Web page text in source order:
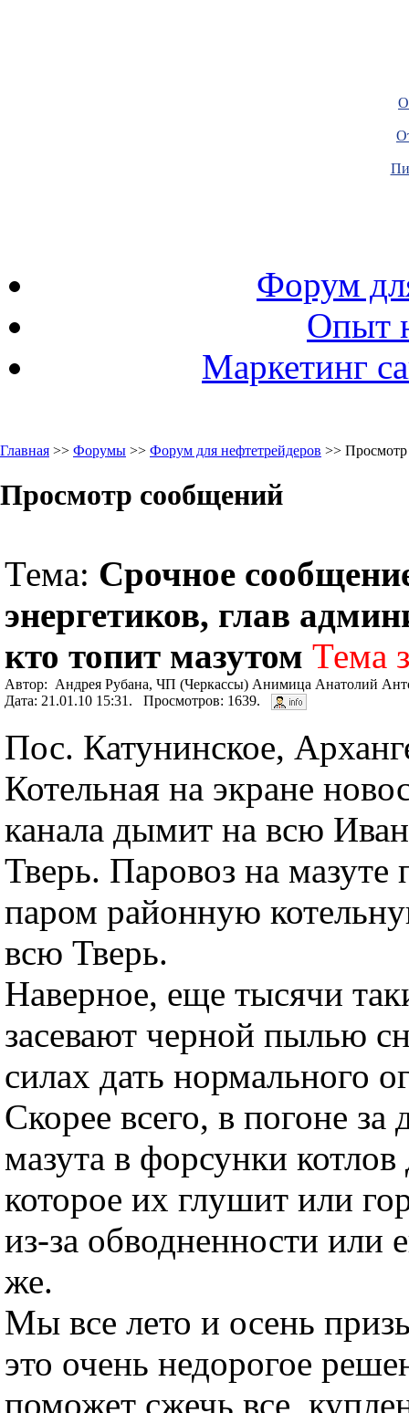
Форум
Опыт
Маркетинг
Главная >> Форумы >> Форум для нефтетрейдеров >>
Просмотр сообщений
Тема: Срочное
энергетиков, глав
кто топит мазутом Тема
Автор: Андрея Рубана, ЧП (Черкассы) Анимица Анатолий
Дата: 21.01.10 15:31. Просмотров: 1639.
Пос. Катунинское,
Котельная на экране
канала дымит на всю
Тверь. Паровоз на мазуте
паром районную
всю Тверь.
Наверное, еще тысячи
засевают черной пылью
силах дать нормального
Скорее всего, в погоне за
мазута в форсунки котлов
которое их глушит или
из-за обводненности или
же.
Мы все лето и осень
это очень недорогое
поможет сжечь все,